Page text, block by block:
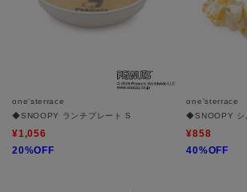
one'sterrace
◆SNOOPY ランチプレート S
¥1,056
20%OFF
one'sterrace
◆SNOOPY シ
¥858
40%OFF